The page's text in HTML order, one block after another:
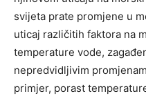
svijeta prate promjene u
uticaj različitih faktora na
temperature vode,
nepredvidljivim
primjer, porast